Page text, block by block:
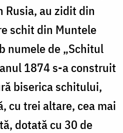
Rusia, au zidit din
schit din Muntele
numele de „Schitul
1874 s-a construit
biserica schitului,
cu trei altare, cea mai
dotată cu 30 de